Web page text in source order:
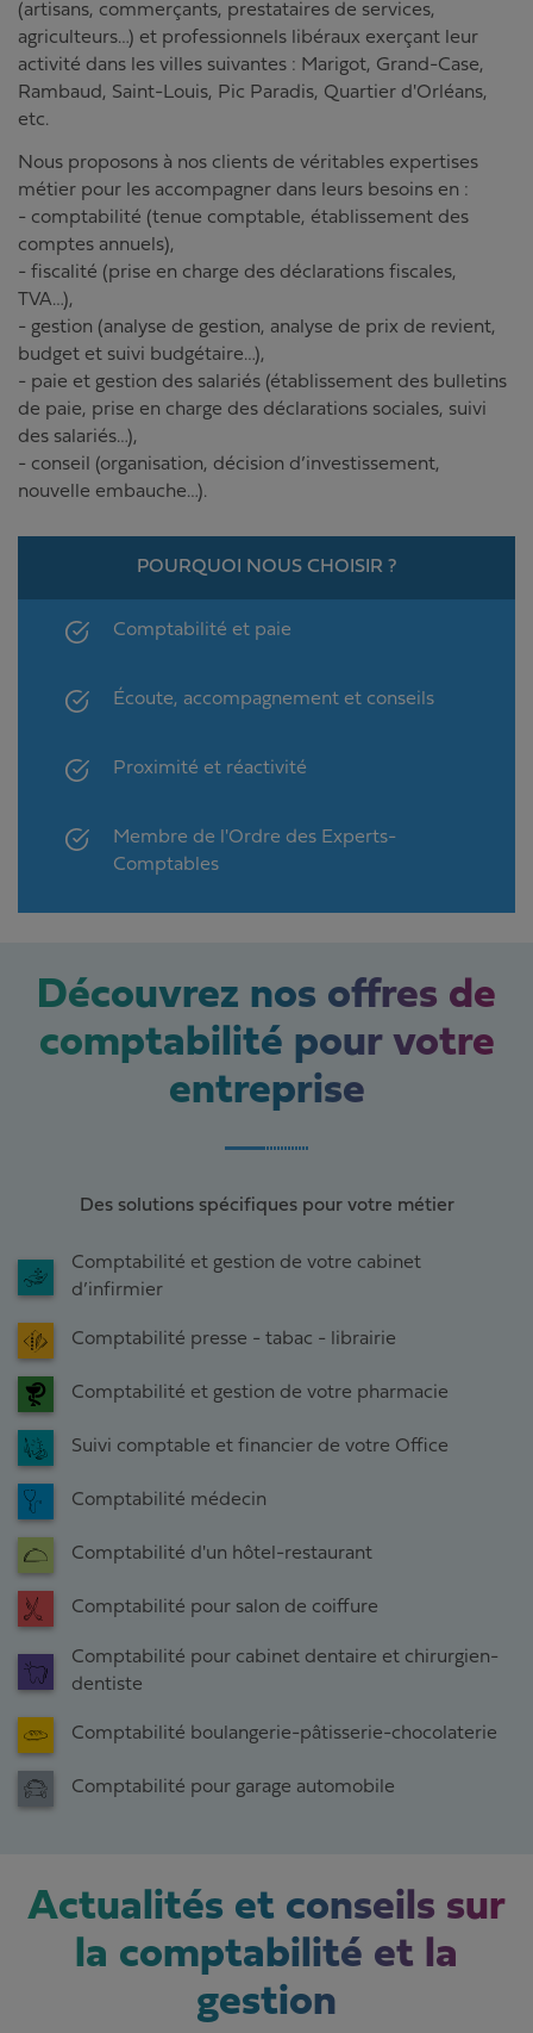
(artisans, commerçants, prestataires de services,
agriculteurs…) et professionnels libéraux exerçant leur
activité dans les villes suivantes : Marigot, Grand-Case,
Rambaud, Saint-Louis, Pic Paradis, Quartier d'Orléans,
etc.
Nous proposons à nos clients de véritables expertises
métier pour les accompagner dans leurs besoins en :
- comptabilité (tenue comptable, établissement des
comptes annuels),
- fiscalité (prise en charge des déclarations fiscales,
TVA…),
- gestion (analyse de gestion, analyse de prix de revient,
budget et suivi budgétaire…),
- paie et gestion des salariés (établissement des bulletins
de paie, prise en charge des déclarations sociales, suivi
des salariés…),
- conseil (organisation, décision d’investissement,
nouvelle embauche…).
POURQUOI NOUS CHOISIR ?
Comptabilité et paie
Écoute, accompagnement et conseils
Proximité et réactivité
Membre de l'Ordre des Experts-
Comptables
Découvrez nos offres de
comptabilité pour votre
entreprise
Des solutions spécifiques pour votre métier
Comptabilité et gestion de votre cabinet
d’infirmier
Comptabilité presse - tabac - librairie
Comptabilité et gestion de votre pharmacie
Suivi comptable et financier de votre Office
Comptabilité médecin
Comptabilité d'un hôtel-restaurant
Comptabilité pour salon de coiffure
Comptabilité pour cabinet dentaire et chirurgien-
dentiste
Comptabilité boulangerie-pâtisserie-chocolaterie
Comptabilité pour garage automobile
Actualités et conseils sur
la comptabilité et la
gestion